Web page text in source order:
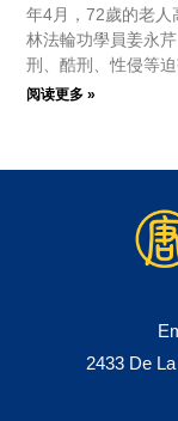
年4月，72歲的老
林法輪功學員姜永
刑、酷刑、性侵等
阅读更多 »
2433 De